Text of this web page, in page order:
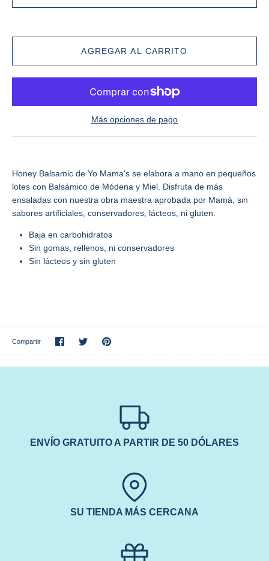
Más opciones de pago
Honey Balsamic de Yo Mama's se elabora a mano en pequeños
lotes con Balsámico de Módena y Miel. Disfruta de más
ensaladas con nuestra obra maestra aprobada por Mamá, sin
sabores artificiales, conservadores, lácteos, ni gluten.
Baja en carbohidratos
Sin gomas, rellenos, ni conservadores
Sin lácteos y sin gluten
Compartir CompartirTuitearHacer
ENVÍO GRATUITO A PARTIR DE 50 DÓLARES
SU TIENDA MÁS CERCANA